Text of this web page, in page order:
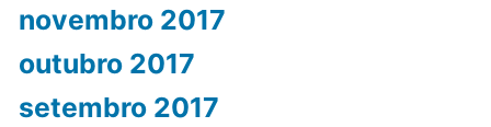
novembro 2017
outubro 2017
setembro 2017